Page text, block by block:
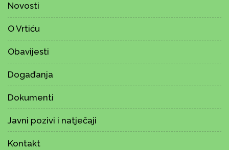
Novosti
O Vrtiću
Obavijesti
Događanja
Dokumenti
Javni pozivi i natječaji
Kontakt